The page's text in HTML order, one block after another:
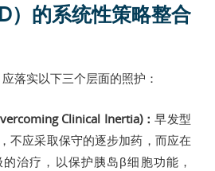
）的系统性策略整合
落实以下三个层面的照护：
Clinical Inertia)：早发型
不应采取保守的逐步加药，而应在
治疗，以保护胰岛β细胞功能，